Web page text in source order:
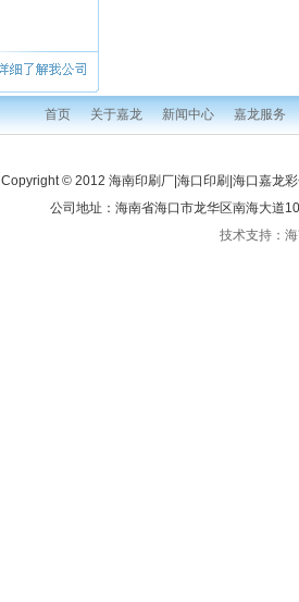
首页 关于嘉龙 新闻中心 嘉龙服务
Copyright © 2012 海南印刷厂|海口印刷|海口嘉龙
公司地址：海南省海口市龙华区南海大
技术支持：